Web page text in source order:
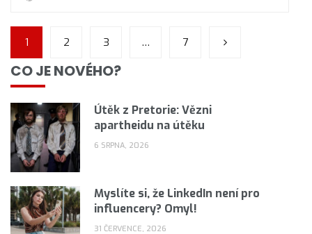
1 2 3 … 7
CO JE NOVÉHO?
Útěk z Pretorie: Vězni
apartheidu na útěku
6 SRPNA, 2026
Myslíte si, že LinkedIn není pro
influencery? Omyl!
31 ČERVENCE, 2026